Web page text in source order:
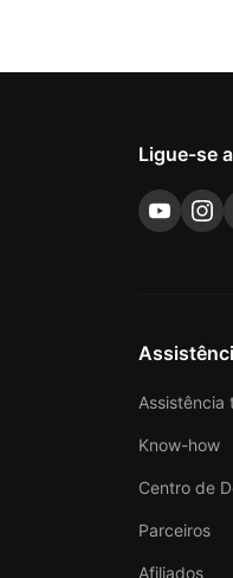
Ligue-se
Assistência
Know-how
Centro de
Parceiros
Afiliados